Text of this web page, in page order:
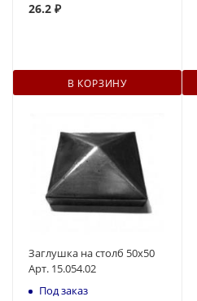
26.2 ₽
В КОРЗИНУ
Заглушка на столб 50х50
Арт. 15.054.02
Под заказ